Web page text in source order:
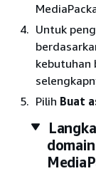
Untuk
kebutuhan
Pilih Buat